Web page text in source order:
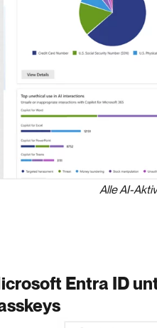
Alle AI-
Entra ID